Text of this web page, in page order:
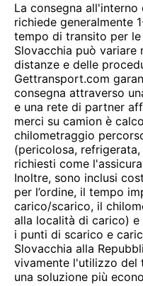
La consegna all'interno
richiede generalmente
tempo di transito per
Slovacchia può variare
distanze e delle
Gettransport.com
consegna attraverso
e una rete di partner
merci su camion è
chilometraggio
(pericolosa,
richiesti come
Inoltre, sono inclusi
per l’ordine, il tempo
carico/scarico, il
alla località di carico)
i punti di scarico e
Slovacchia alla
vivamente l'utilizzo
una soluzione più